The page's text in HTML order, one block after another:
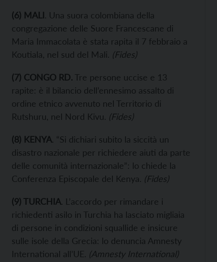
(6) MALI. Una suora colombiana della
congregazione delle Suore Francescane di
Maria Immacolata è stata rapita il 7 febbraio a
Koutiala, nel sud del Mali. (Fides)
(7) CONGO RD. Tre persone uccise e 13
rapite: è il bilancio dell’ennesimo assalto di
ordine etnico avvenuto nel Territorio di
Rutshuru, nel Nord Kivu. (Fides)
(8) KENYA. “Si dichiari subito la siccità un
disastro nazionale per richiedere aiuti da parte
delle comunità internazionale”: lo chiede la
Conferenza Episcopale del Kenya. (Fides)
(9) TURCHIA. L’accordo per rimandare i
richiedenti asilo in Turchia ha lasciato migliaia
di persone in condizioni squallide e insicure
sulle isole della Grecia: lo denuncia Amnesty
International all’UE. (Amnesty International)